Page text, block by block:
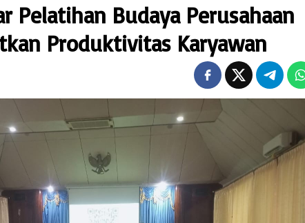
Pelatihan Budaya Perusahaan
Produktivitas Karyawan